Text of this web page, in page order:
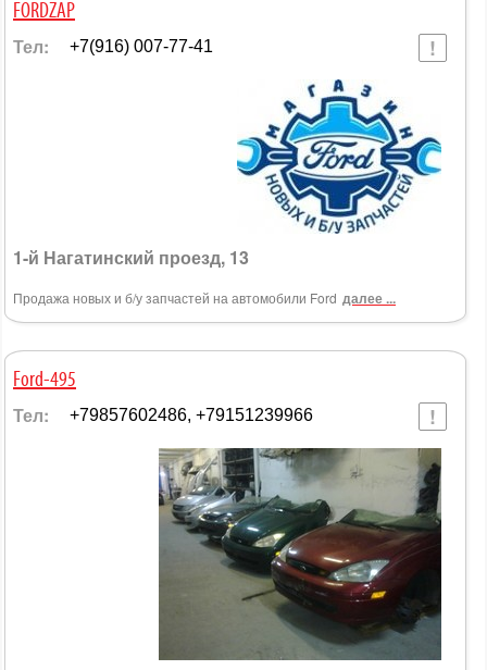
FORDZAP
Тел: +7(916) 007-77-41
1-й Нагатинский проезд, 13
Продажа новых и б/у запчастей на автомобили Ford далее ...
Ford-495
Тел: +79857602486, +79151239966